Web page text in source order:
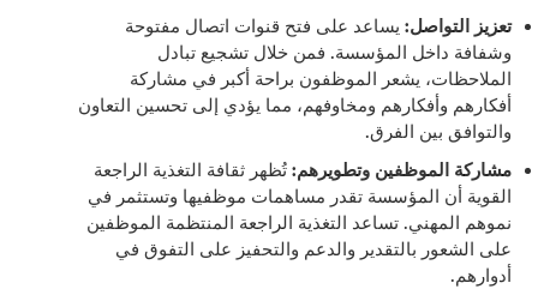
تعزيز التواصل: يساعد على فتح قنوات اتصال مفتوحة
وشفافة داخل المؤسسة. فمن خلال تشجيع تبادل
الملاحظات، يشعر الموظفون براحة أكبر في مشاركة
أفكارهم وأفكارهم ومخاوفهم، مما يؤدي إلى تحسين التعاون
والتوافق بين الفرق.
مشاركة الموظفين وتطويرهم:تُظهر ثقافة التغذية الراجعة
القوية أن المؤسسة تقدر مساهمات موظفيها وتستثمر في
نموهم المهني. تساعد التغذية الراجعة المنتظمة الموظفين
على الشعور بالتقدير والدعم والتحفيز على التفوق في
أدوارهم.